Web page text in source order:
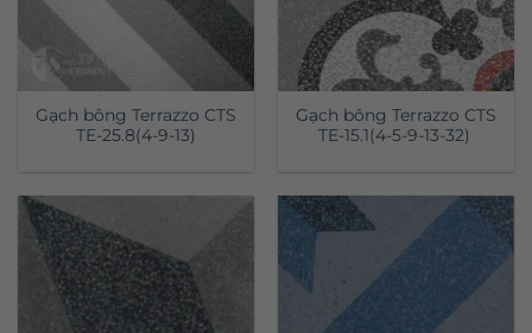
Gạch bông Terrazzo CTS
TE-25.8(4-9-13)
Gạch bông Terrazzo CTS
TE-15.1(4-5-9-13-32)